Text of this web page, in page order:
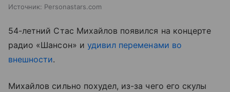
Источник: Personastars.com
54-летний Стас Михайлов появился на концерте
радио «Шансон» и удивил переменами во
внешности.
Михайлов сильно похудел, из-за чего его скулы